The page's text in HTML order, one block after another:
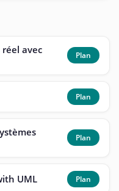
avec
Plan
Plan
Plan
UML Plan